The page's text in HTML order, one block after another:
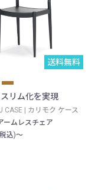
送料無料
リム化を実現
CASE | カリモク ケース
ームレスチェア
込)～